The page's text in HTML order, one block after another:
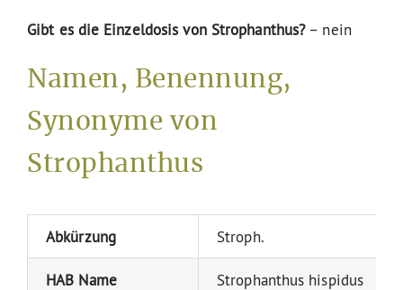
Gibt es die Einzeldosis von Strophanthus?– nein
Namen, Benennung,
Synonyme von
Strophanthus
Abkürzung Stroph.
HAB Name Strophanthus hispidus